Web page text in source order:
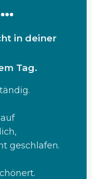
in deiner
Tag.
geschlafen.